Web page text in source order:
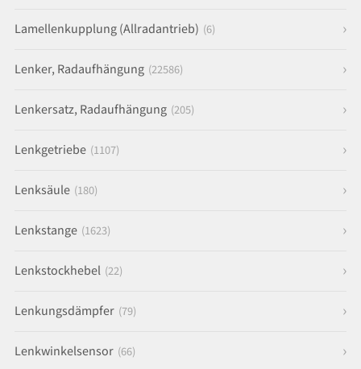
Lamellenkupplung (Allradantrieb) (6)
Lenker, Radaufhängung (22586)
Lenkersatz, Radaufhängung (205)
Lenkgetriebe (1107)
Lenksäule (180)
Lenkstange (1623)
Lenkstockhebel (22)
Lenkungsdämpfer (79)
Lenkwinkelsensor (66)